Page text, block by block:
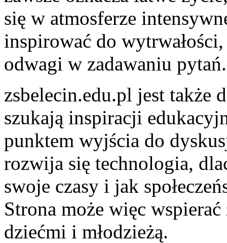
się w atmosferze
inspirować do
odwagi w zadawaniu pytań.
zsbelecin.edu.pl jest także
szukają inspiracji
punktem wyjścia do
rozwija się technologia,
swoje czasy i jak
Strona może więc
dziećmi i młodzieżą.